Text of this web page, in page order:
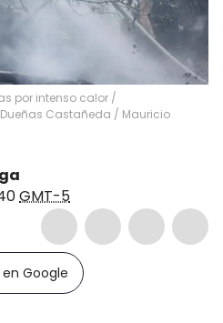
por intenso calor /
Castañeda / Mauricio
GMT-5
Google